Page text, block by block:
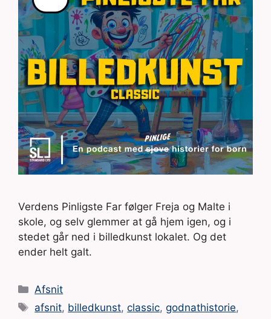
Verdens Pinligste Far følger Freja og Malte i
skole, og selv glemmer at gå hjem igen, og i
stedet går ned i billedkunst lokalet. Og det
ender helt galt.
Kategorier
Afsnit
Tags
afsnit, billedkunst,classic,godnathistorie,